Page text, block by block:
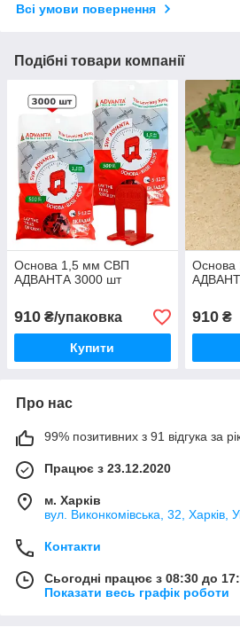
Всі умови повернення
Подібні товари компанії
Основа 1,5 мм СВП
АДВАНТА 3000 шт
910 ₴/упаковка
Купити
910₴
Про нас
99% позитивних з 91 відгука за
Працює з 23.12.2020
м. Харків
вул. Виконкомівська, 32, Харків,
Контакти
Сьогодні працює з 08:30 до
Показати весь графік роботи